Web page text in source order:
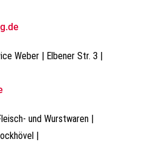
Weber | Elbener Str. 3 |
und Wurstwaren |
|